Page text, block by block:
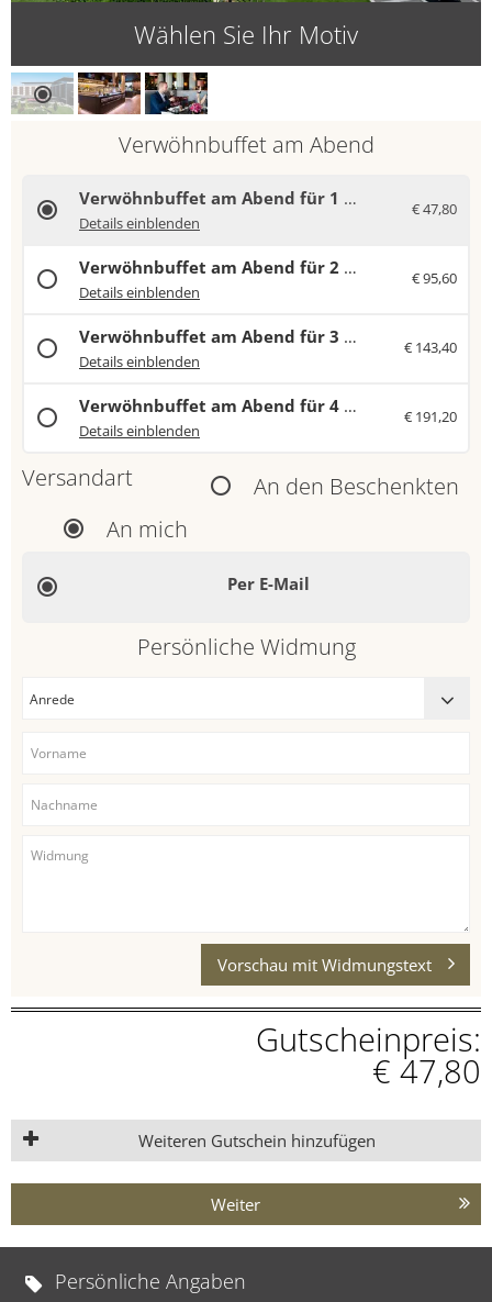
Wählen Sie Ihr Motiv
Verwöhnbuffet am Abend
€ 47,80
Verwöhnbuffet am Abend für 1 Person
Details einblenden
€ 95,60
Verwöhnbuffet am Abend für 2 Personen
Details einblenden
€ 143,40
Verwöhnbuffet am Abend für 3 Personen
Details einblenden
€ 191,20
Verwöhnbuffet am Abend für 4 Personen
Details einblenden
Versandart
An den Beschenkten
An mich
Per E-Mail
Persönliche Widmung
Vorschau mit Widmungstext
Gutscheinpreis:
€ 47,80
Weiteren Gutschein hinzufügen
Weiter
Persönliche Angaben